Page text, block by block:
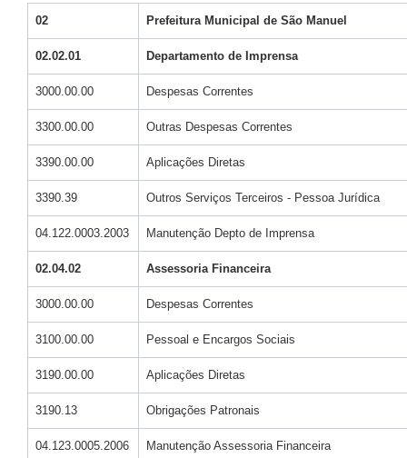
02 Prefeitura Municipal de São Manuel
02.02.01 Departamento de Imprensa
3000.00.00 Despesas Correntes
3300.00.00 Outras Despesas Correntes
3390.00.00 Aplicações Diretas
3390.39 Outros Serviços Terceiros - Pessoa Jurídica
04.122.0003.2003 Manutenção Depto de Imprensa
02.04.02 Assessoria Financeira
3000.00.00 Despesas Correntes
3100.00.00 Pessoal e Encargos Sociais
3190.00.00 Aplicações Diretas
3190.13 Obrigações Patronais
04.123.0005.2006 Manutenção Assessoria Financeira